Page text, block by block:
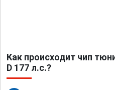
Как происходит чип
D 177 л.с.?